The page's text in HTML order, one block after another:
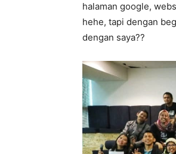
halaman google,
hehe, tapi dengan
dengan saya??